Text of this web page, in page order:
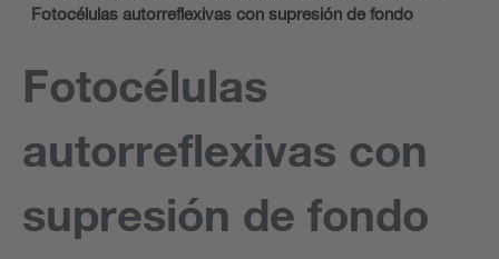
Fotocélulas autorreflexivas con supresión de fondo
Fotocélulas
autorreflexivas con
supresión de fondo